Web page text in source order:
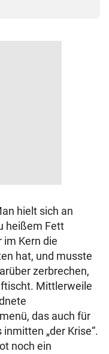
hielt sich an
heißem Fett
im Kern die
hat, und musste
zerbrechen,
Mittlerweile
das auch für
„der Krise“.
noch ein